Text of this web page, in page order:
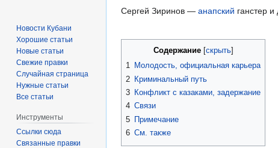
Перейти
навигации
Перейти
поиску
Сергей Зиринов — анапский ганстер
Содержание
1 Молодость, официальная карьера
2 Криминальный путь
3 Конфликт с казаками, задержание
4 Связи
5 Примечание
6 См. также
Новости Кубани
Хорошие статьи
Новые статьи
Свежие правки
Случайная страница
Нужные статьи
Все статьи
Инструменты
Ссылки сюда
Связанные правки